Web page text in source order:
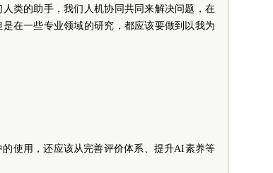
类的助手，我们人机协同共同来解决问题，在
在一些专业领域的研究，都应该要做到以我为
使用，还应该从完善评价体系、提升AI素养等